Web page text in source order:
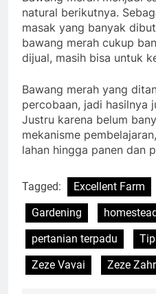
natural berikutnya.
masak yang banyak
bawang merah cukup
dijual, masih bisa untuk
Bawang merah yang
percobaan, jadi hasilnya
Justru karena belum
mekanisme
lahan hingga panen dan
Tagged: Excellent Farm
Gardening
pertanian terpadu
Zeze Vavai
Zeze